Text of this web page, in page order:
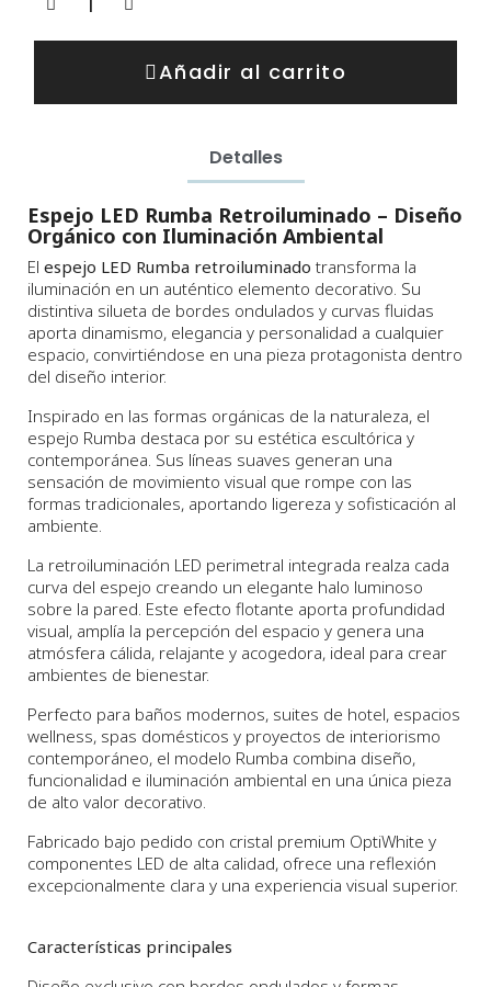
Añadir al carrito
Detalles
Espejo LED Rumba Retroiluminado – Diseño
Orgánico con Iluminación Ambiental
El espejo LED Rumba retroiluminado transforma la
iluminación en un auténtico elemento decorativo. Su
distintiva silueta de bordes ondulados y curvas fluidas
aporta dinamismo, elegancia y personalidad a cualquier
espacio, convirtiéndose en una pieza protagonista dentro
del diseño interior.
Inspirado en las formas orgánicas de la naturaleza, el
espejo Rumba destaca por su estética escultórica y
contemporánea. Sus líneas suaves generan una
sensación de movimiento visual que rompe con las
formas tradicionales, aportando ligereza y sofisticación al
ambiente.
La retroiluminación LED perimetral integrada realza cada
curva del espejo creando un elegante halo luminoso
sobre la pared. Este efecto flotante aporta profundidad
visual, amplía la percepción del espacio y genera una
atmósfera cálida, relajante y acogedora, ideal para crear
ambientes de bienestar.
Perfecto para baños modernos, suites de hotel, espacios
wellness, spas domésticos y proyectos de interiorismo
contemporáneo, el modelo Rumba combina diseño,
funcionalidad e iluminación ambiental en una única pieza
de alto valor decorativo.
Fabricado bajo pedido con cristal premium OptiWhite y
componentes LED de alta calidad, ofrece una reflexión
excepcionalmente clara y una experiencia visual superior.
Características principales